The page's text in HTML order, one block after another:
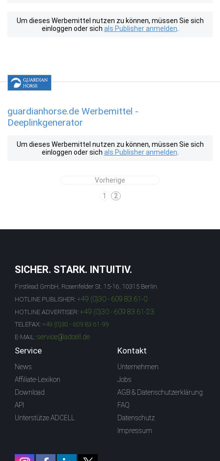
Um dieses Werbemittel nutzen zu können, müssen Sie sich
einloggen oder sich als Publisher anmelden
guardianhorse.de Werbemittel -
Deeplinkgenerator
Um dieses Werbemittel nutzen zu können, müssen Sie sich
einloggen oder sich als Publisher anmelden
Vorherige
1
2
SICHER. STARK. INTUITIV.
Firstlead GmbH, Rosenfelder St. 15-16, 10315 Berlin
HOTLINE PUBLISHER: +49 (0)30 - 609 83 61-0
HOTLINE ADVERTISER: +49 (0)30 - 609 83 61-23
TELEFAX: +49 (0)30 - 609 83 61-99
E-MAIL: service@adcell.de
Service
News
Affiliate-Lexikon
Download
API
Unterstütze ADCELL
Kontakt
Unternehmen
Jobs
AGB & Datenschutzerklärung
FAQ
Datenschutz
Impressum